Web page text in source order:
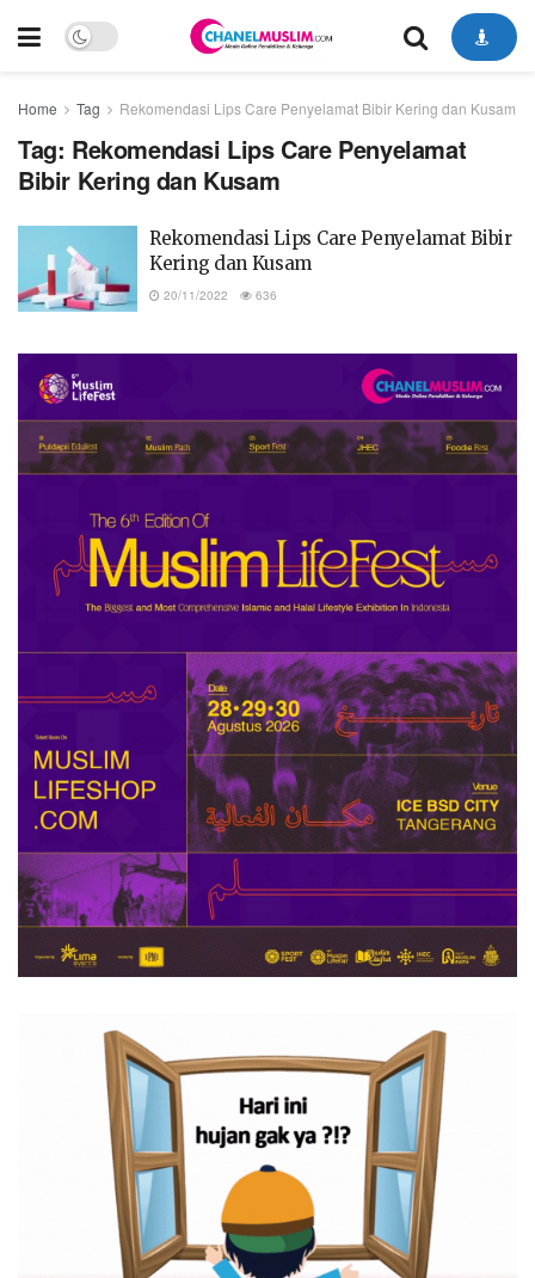
Home Tag Rekomendasi Lips Care Penyelamat Bibir Kering dan Kusam
Tag: Rekomendasi Lips Care Penyelamat
Bibir Kering dan Kusam
Rekomendasi Lips Care Penyelamat Bibir
Kering dan Kusam
20/11/2022 636